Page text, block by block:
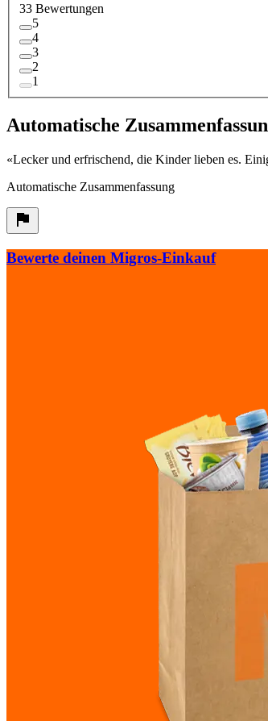
33 Bewertungen
5
4
3
2
1
Automatische
«Lecker und erfrischend, die Kinder lieben es.
Automatische Zusammenfassung
Bewerte deinen Migros-Einkauf